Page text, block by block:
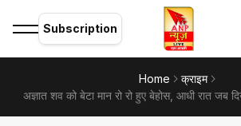
Subscription
Home
क्राइम
अज्ञात शव को बेटा मान रो रो हुए बेहोस, आधी रात जब